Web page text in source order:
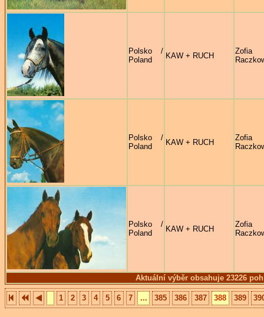
Aktuální výběr obsahuje 23226
Polsko /
Poland
KAW + RUCH
Zofia
Polsko /
Poland
KAW + RUCH
Zofia
Polsko /
Poland
KAW + RUCH
Zofia
1 2 3 4 5 6 7 ... 385 386 387 388 389